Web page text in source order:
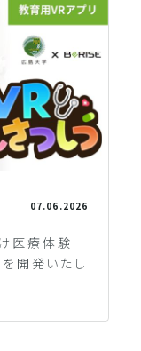
07.06.2026
医療体験
を開発いたし